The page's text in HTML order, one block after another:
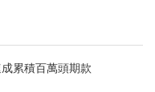
累積百萬頭期款